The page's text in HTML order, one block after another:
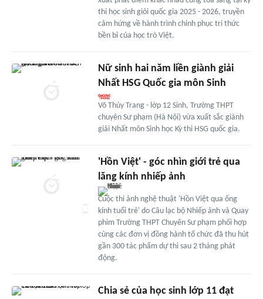
thi học sinh giỏi quốc gia 2025 - 2026, truyền
cảm hứng về hành trình chinh phục tri thức
bền bỉ của học trò Việt.
Nữ sinh hai năm liền giành giải
Nhất HSG Quốc gia môn Sinh
Võ Thùy Trang - lớp 12 Sinh, Trường THPT
chuyên Sư phạm (Hà Nội) vừa xuất sắc giành
giải Nhất môn Sinh học Kỳ thi HSG quốc gia.
'Hồn Việt' - góc nhìn giới trẻ qua
lăng kính nhiếp ảnh
Cuộc thi ảnh nghệ thuật 'Hồn Việt qua ống
kính tuổi trẻ' do Câu lạc bộ Nhiếp ảnh và Quay
phim Trường THPT Chuyên Sư phạm phối hợp
cùng các đơn vị đồng hành tổ chức đã thu hút
gần 300 tác phẩm dự thi sau 2 tháng phát
động.
Chia sẻ của học sinh lớp 11 đạt